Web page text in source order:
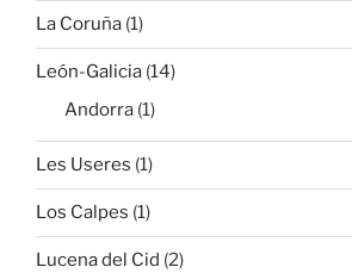
La Coruña (1)
León-Galicia (14)
Andorra (1)
Les Useres (1)
Los Calpes (1)
Lucena del Cid (2)